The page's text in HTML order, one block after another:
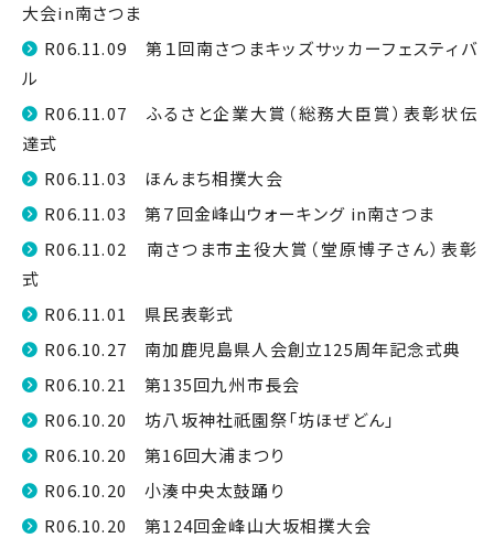
大会in南さつま
R06.11.09 第１回南さつまキッズサッカーフェスティバ
ル
R06.11.07 ふるさと企業大賞（総務大臣賞）表彰状伝
達式
R06.11.03 ほんまち相撲大会
R06.11.03 第７回金峰山ウォーキング in南さつま
R06.11.02 南さつま市主役大賞（堂原博子さん）表彰
式
R06.11.01 県民表彰式
R06.10.27 南加鹿児島県人会創立125周年記念式典
R06.10.21 第135回九州市長会
R06.10.20 坊八坂神社祇園祭「坊ほぜどん」
R06.10.20 第16回大浦まつり
R06.10.20 小湊中央太鼓踊り
R06.10.20 第124回金峰山大坂相撲大会